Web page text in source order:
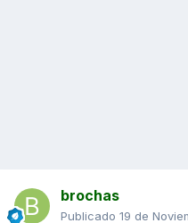
brochas
Publicado 19 de